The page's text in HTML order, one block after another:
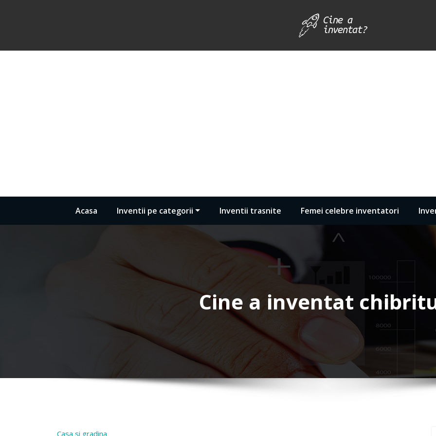
Acasa Inventii pe categorii Inventii trasnite Femei celebre inventatori
Cine a inventat
Casa si gradina